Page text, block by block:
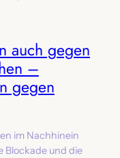
auch gegen
–
gegen
im Nachhinein
Blockade und die